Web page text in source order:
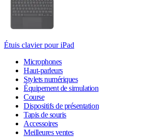
Étuis clavier pour iPad
Microphones
Haut-parleurs
Stylets numériques
Équipement de simulation
Course
Dispositifs de présentation
Tapis de souris
Accessoires
Meilleures ventes